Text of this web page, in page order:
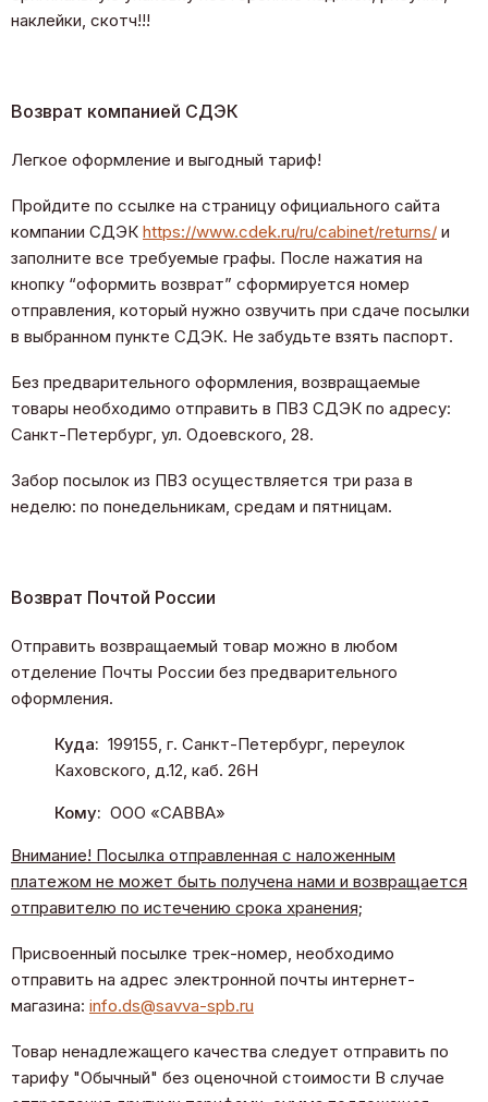
наклейки, скотч!!!
Возврат компанией СДЭК
Легкое оформление и выгодный тариф!
Пройдите по ссылке на страницу официального сайта
компании СДЭК https://www.cdek.ru/ru/cabinet/returns/ и
заполните все требуемые графы. После нажатия на
кнопку “оформить возврат” сформируется номер
отправления, который нужно озвучить при сдаче посылки
в выбранном пункте СДЭК. Не забудьте взять паспорт.
Без предварительного оформления, возвращаемые
товары необходимо отправить в ПВЗ СДЭК по адресу:
Санкт-Петербург, ул. Одоевского, 28.
Забор посылок из ПВЗ осуществляется три раза в
неделю: по понедельникам, средам и пятницам.
Возврат Почтой России
Отправить возвращаемый товар можно в любом
отделение Почты России без предварительного
оформления.
Куда: 199155, г. Санкт-Петербург, переулок
Каховского, д.12, каб. 26Н
Кому: ООО «САВВА»
Внимание! Посылка отправленная с наложенным
платежом не может быть получена нами и возвращается
отправителю по истечению срока хранения;
Присвоенный посылке трек-номер, необходимо
отправить на адрес электронной почты интернет-
магазина: info.ds@savva-spb.ru
Товар ненадлежащего качества следует отправить по
тарифу "Обычный" без оценочной стоимости В случае